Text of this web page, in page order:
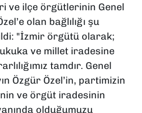
ve ilçe örgütlerinin Genel
olan bağlılığı şu
"İzmir örgütü olarak;
ve millet iradesine
tamdır. Genel
Özgür Özel’in, partimizin
ve örgüt iradesinin
olduğumuzu